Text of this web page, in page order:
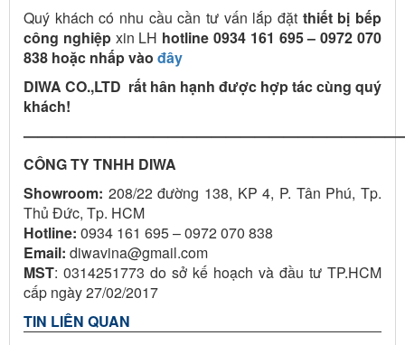
Quý khách có nhu cầu cần tư vấn lắp đặt thiết bị bếp
công nghiệp xin LH hotline 0934 161 695 – 0972 070
838 hoặc nhấp vào đây
DIWA CO.,LTD rất hân hạnh được hợp tác cùng quý
khách!
CÔNG TY TNHH DIWA
Showroom: 208/22 đường 138, KP 4, P. Tân Phú, Tp.
Thủ Đức, Tp. HCM
Hotline: 0934 161 695 – 0972 070 838
Email: diwavina@gmail.com
MST: 0314251773 do sở kế hoạch và đầu tư TP.HCM
cấp ngày 27/02/2017
TIN LIÊN QUAN